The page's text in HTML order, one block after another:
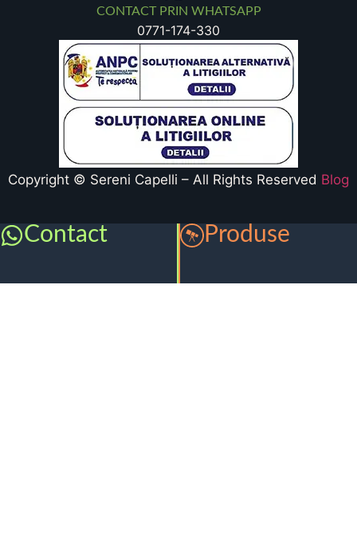
CONTACT PRIN WHATSAPP
0771-174-330
Copyright © Sereni Capelli – All Rights Reserved Blog
Contact Produse